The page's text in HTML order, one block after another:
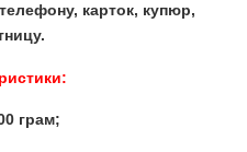
карток, купюр,
грам;